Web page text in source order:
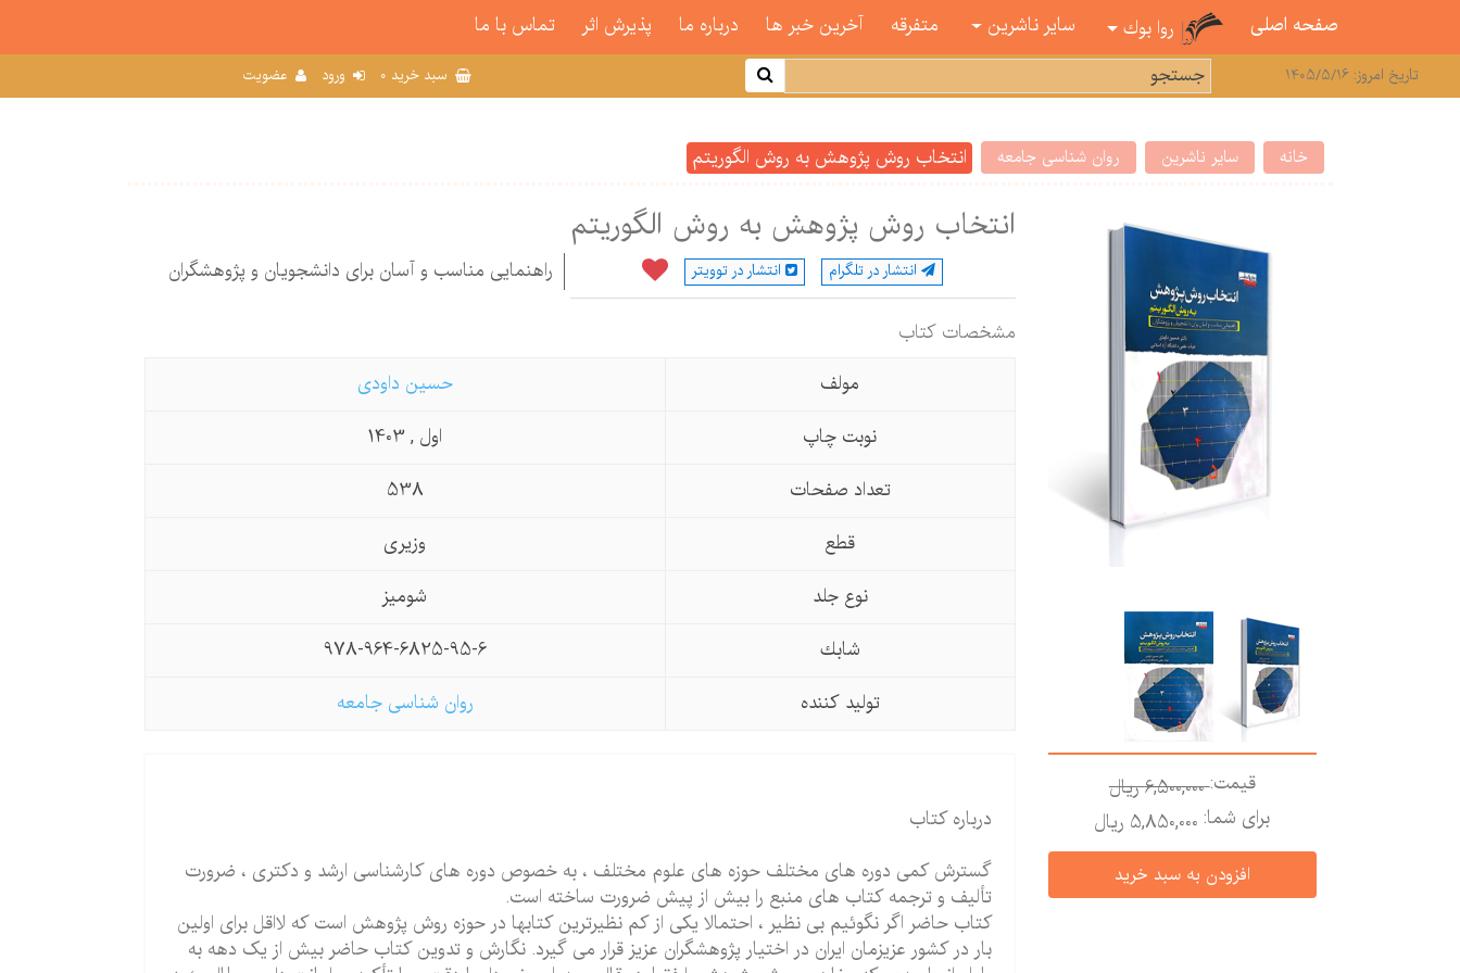
صفحه اصلی روا بوك سایر ناشرین متفرقه آخرین خبر ها درباره ما پذیرش اثر تماس با ما
تاریخ امروز: 1405/5/16 سبد خرید 0 ورود عضویت
خانه سایر ناشرین روان شناسی جامعه انتخاب روش پژوهش به روش الگوریتم
قیمت:6,500,000 ريال
برای شما: 5,850,000 ريال
انتخاب روش پژوهش به روش الگوریتم
انتشار در تلگرام انتشار در توویتر راهنمایی مناسب و آسان برای دانشجویان و پژوهشگران
مشخصات كتاب
مولف
حسین داودی
نوبت چاپ
اول , 1403
تعداد صفحات
538
قطع
وزیری
نوع جلد
شومیز
شابك
978-964-6825-95-6
تولید كننده
روان شناسی جامعه
درباره کتاب
گسترش کمی دوره های مختلف حوزه های علوم مختلف ، به خصوص دوره های کارشناسی ارشد و دکتری ، ضرورت
تألیف و ترجمه کتاب های منبع را بیش از پیش ضرورت ساخته است.
کتاب حاضر اگر نگوئیم بی نظیر ، احتمالا یکی از کم نظیرترین کتابها در حوزه روش پژوهش استکه لااقل برای اولین
بار در کشور عزیزمان ایران در اختیار پژوهشگران عزیز قرار می گیرد. نگارش و تدوین کتاب حاضر بیش از یک دهه به